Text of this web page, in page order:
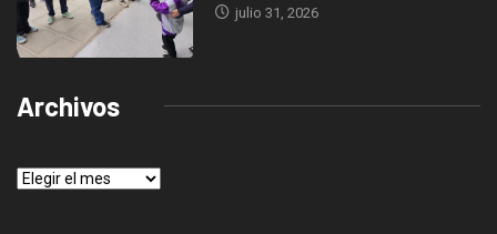
julio 31, 2026
Archivos
Archivos